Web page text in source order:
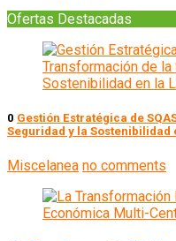
Ofertas Destacadas
0 Gestión Estratégica de
Seguridad y la Sostenibilidad
Miscelanea no comments